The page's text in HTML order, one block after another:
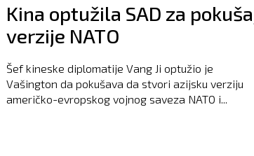
Kina optužila SAD za
verzije NATO
Šef kineske diplomatije Vang Ji optužio je
Vašington da pokušava da stvori azijsku verziju
američko-evropskog vojnog saveza NATO i...